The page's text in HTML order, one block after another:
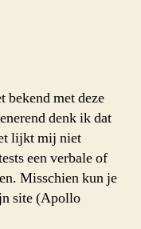
bekend met deze
denk ik dat
lijkt mij niet
een verbale of
Misschien kun je
site (Apollo